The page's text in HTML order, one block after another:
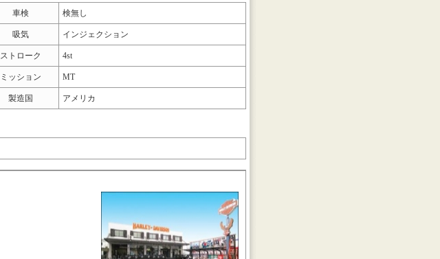
車検 検無し
吸気 インジェクション
ストローク 4st
ミッション MT
製造国 アメリカ